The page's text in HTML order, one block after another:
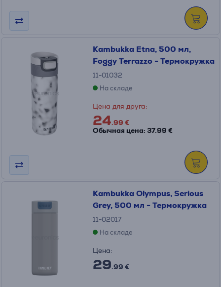
Kambukka Etna, 500 мл,
Foggy Terrazzo - Термокружка
11-01032
На складе
Цена для друга:
24.99 €
Обычная цена: 37.99 €
Kambukka Olympus, Serious
Grey, 500 мл - Термокружка
11-02017
На складе
Цена:
29.99 €